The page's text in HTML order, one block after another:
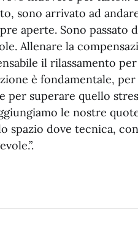
sono arrivato ad
aperte. Sono passato
Allenare la
il rilassamento
è fondamentale,
per superare quello
le nostre
spazio dove tecnica,